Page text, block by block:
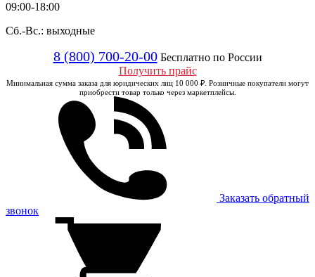
09:00-18:00
Сб.-Вс.: выходные
8 (800) 700-20-00 Бесплатно по России
Получить прайс
Минимальная сумма заказа для юридических лиц 10 000 ₽. Розничные покупатели могут
приобрести товар только через маркетплейсы.
Заказать обратный
звонок